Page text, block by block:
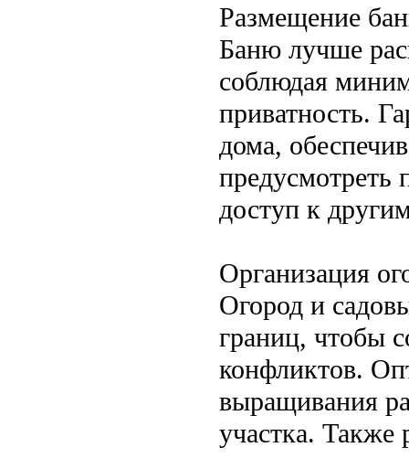
Размещение
Баню лучше
соблюдая
приватность.
дома,
предусмотреть
доступ к
Организация
Огород и
границ, чтобы
конфликтов.
выращивания
участка. Также